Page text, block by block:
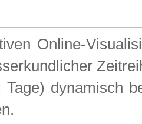
Online-
dynamisch